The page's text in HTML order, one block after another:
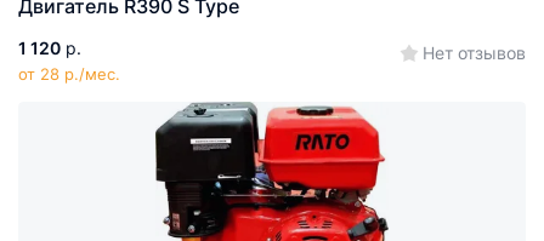
Двигатель R390 S Type
1 120 р.
от 28 р./мес.
Нет отзывов